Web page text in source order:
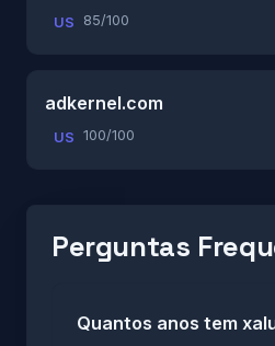
US 85/100
adkernel.com
US 100/100
Perguntas
Quantos anos tem